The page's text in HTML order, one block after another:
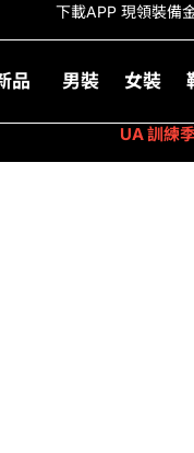
下載APP 現領裝備
品 男裝 女裝
UA 訓練